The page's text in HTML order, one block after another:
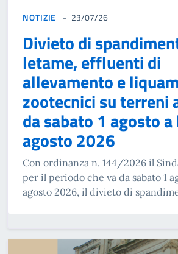
NOTIZIE 23/07/26
Divieto di
letame, effluenti di
allevamento e
zootecnici su terreni
da sabato 1 agosto
agosto 2026
Con ordinanza n. 144/2026 il
per il periodo che va da sabato 1
agosto 2026, il divieto di